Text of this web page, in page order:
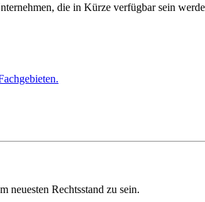
die in Kürze verfügbar sein
neuesten Rechtsstand zu sein.